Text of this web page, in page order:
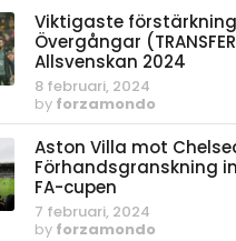
Viktigaste
Övergångar
Allsvenskan 2024
8 februari, 2024
by forzamondo
Aston Villa mot
Förhandsgranskning
FA-cupen
7 februari, 2024
by forzamondo